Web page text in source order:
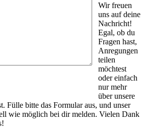
Wir freuen
uns auf deine
Nachricht!
Egal, ob du
Fragen hast,
Anregungen
teilen
möchtest
oder einfach
nur mehr
über unsere
Fülle bitte das Formular aus, und unser
wie möglich bei dir melden. Vielen Dank